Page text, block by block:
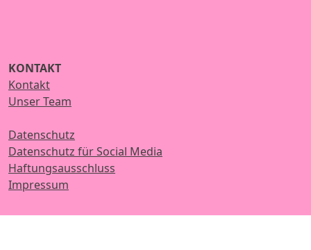
KONTAKT
Kontakt
Unser Team
Datenschutz
Datenschutz für Social Media
Haftungsausschluss
Impressum